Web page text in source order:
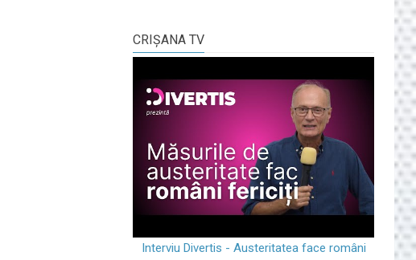
CRIŞANA TV
Interviu Divertis - Austeritatea face români